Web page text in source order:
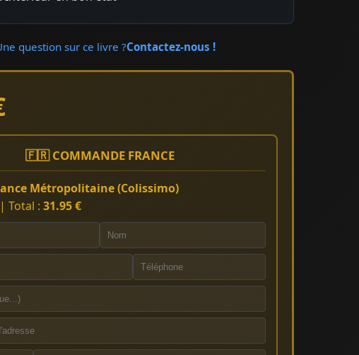
question sur ce livre ?Contactez-nous !
🇫🇷 COMMANDE FRANCE
Métropolitaine (Colissimo)
Total : 31.95 €